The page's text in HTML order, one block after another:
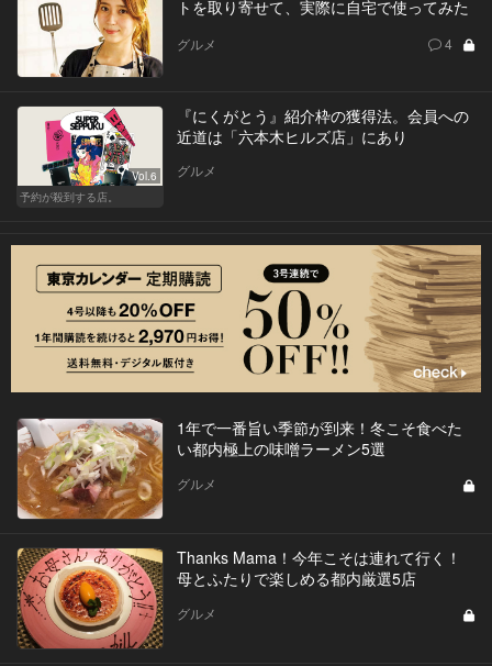
トを取り寄せて、実際に自宅で使ってみた
グルメ 4
Vol.6
予約が殺到する店。
『にくがとう』紹介枠の獲得法。会員への
近道は「六本木ヒルズ店」にあり
グルメ
1年で一番旨い季節が到来！冬こそ食べた
い都内極上の味噌ラーメン5選
グルメ
Thanks Mama！今年こそは連れて行く！
母とふたりで楽しめる都内厳選5店
グルメ